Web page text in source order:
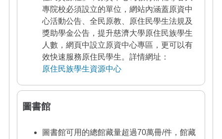
專院校必須設立的單位，網站內涵蓋原資中
心活動公告、全民原教、原住民學生法規及
獎助學金公告，提升慈濟大學原住民族學生
人數，網頁中設立原資中心專區，更可以有
效快速服務原住民學生。 詳情網址：
原住民族學生資源中心
圖書館
圖書館可用的總館藏量超過70萬冊/件，館藏